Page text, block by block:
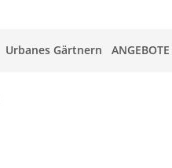
Urbanes Gärtnern